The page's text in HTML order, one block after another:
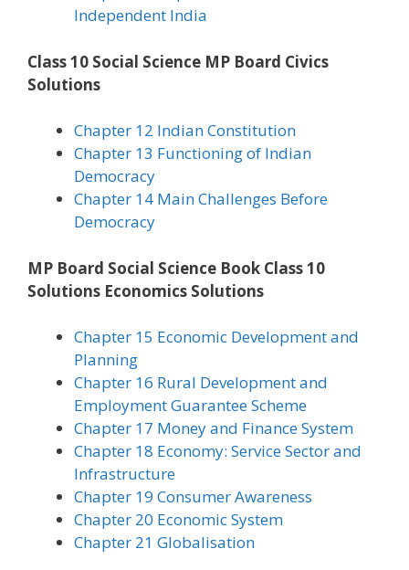
Independent India
Class 10 Social Science MP Board Civics
Solutions
Chapter 12 Indian Constitution
Chapter 13 Functioning of Indian
Democracy
Chapter 14 Main Challenges Before
Democracy
MP Board Social Science Book Class 10
Solutions Economics Solutions
Chapter 15 Economic Development and
Planning
Chapter 16 Rural Development and
Employment Guarantee Scheme
Chapter 17 Money and Finance System
Chapter 18 Economy: Service Sector and
Infrastructure
Chapter 19 Consumer Awareness
Chapter 20 Economic System
Chapter 21 Globalisation